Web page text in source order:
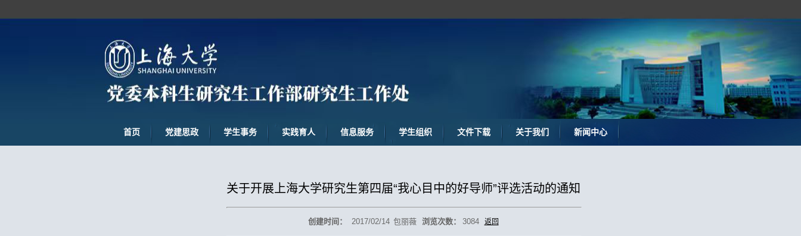
首页 党建思政 学生事务 实践育人 信息服务 学生组织 文件下载 关于我们 新闻中心
关于开展上海大学研究生第四届“我心目中的好导师”评选活动的通知
创建时间： 2017/02/14 包丽薇 浏览次数： 3084 返回